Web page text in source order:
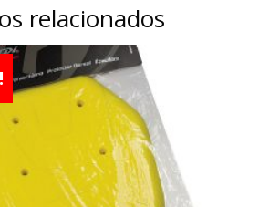
relacionados